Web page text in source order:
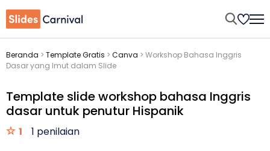
Beranda > Template Gratis > Canva > Workshop Bahasa Inggris
Dasar yang Imut dalam Slide
Template slide workshop bahasa Inggris
dasar untuk penutur Hispanik
1 1 penilaian